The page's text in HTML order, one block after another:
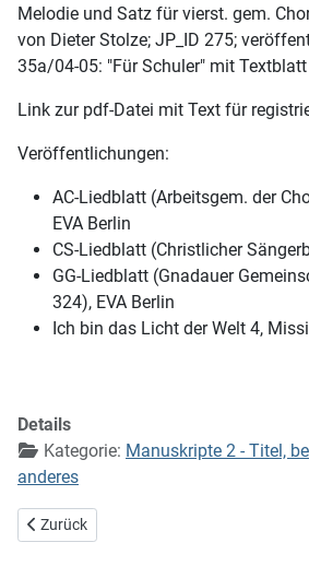
Melodie und Satz für vierst. gem.
von Dieter Stolze; JP_ID 275;
35a/04-05: "Für Schuler" mit Textblatt
Link zur pdf-Datei mit Text für
Veröffentlichungen:
AC-Liedblatt (Arbeitsgem. der
EVA Berlin
CS-Liedblatt (Christlicher
GG-Liedblatt (Gnadauer
324), EVA Berlin
Ich bin das Licht der Welt 4,
Details
Kategorie: Manuskripte 2 - Titel,
anderes
Vorheriger Beitrag: Du hast für mich
Zurück